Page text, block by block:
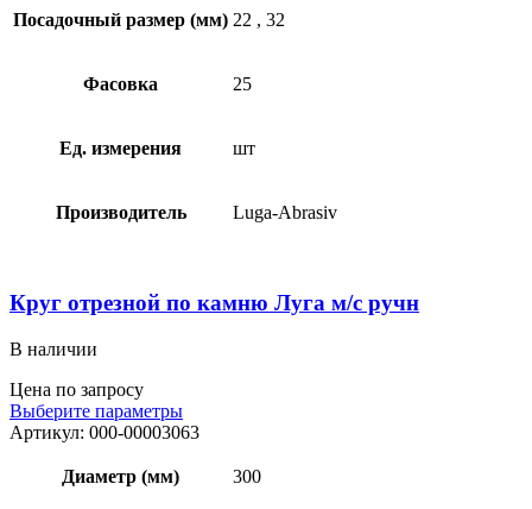
Посадочный размер (мм) 22 , 32
Фасовка 25
Ед. измерения шт
Производитель Luga-Abrasiv
Круг отрезной по камню Луга м/с ручн
В наличии
Цена по запросу
Выберите параметры
Артикул: 000-00003063
Диаметр (мм) 300